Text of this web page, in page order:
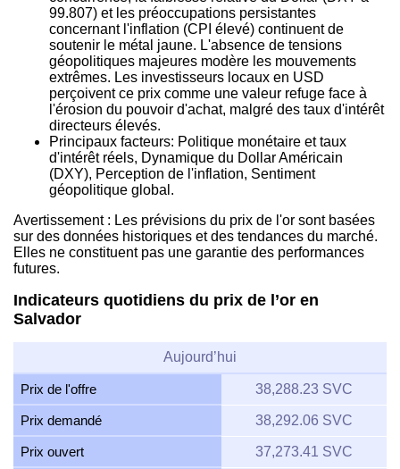
99.807) et les préoccupations persistantes
concernant l'inflation (CPI élevé) continuent de
soutenir le métal jaune. L'absence de tensions
géopolitiques majeures modère les mouvements
extrêmes. Les investisseurs locaux en USD
perçoivent ce prix comme une valeur refuge face à
l'érosion du pouvoir d'achat, malgré des taux d'intérêt
directeurs élevés.
Principaux facteurs: Politique monétaire et taux
d'intérêt réels, Dynamique du Dollar Américain
(DXY), Perception de l'inflation, Sentiment
géopolitique global.
Avertissement : Les prévisions du prix de l'or sont basées
sur des données historiques et des tendances du marché.
Elles ne constituent pas une garantie des performances
futures.
Indicateurs quotidiens du prix de l’or en
Salvador
Aujourd’hui
Prix de l'offre 38,288.23 SVC
Prix demandé 38,292.06 SVC
Prix ouvert 37,273.41 SVC